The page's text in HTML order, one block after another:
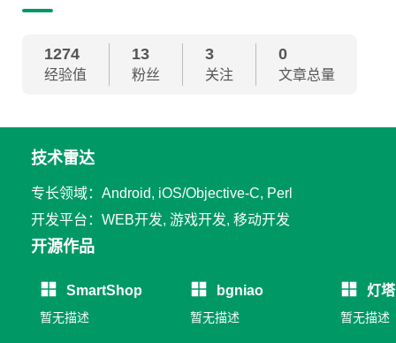
1274
经验值
13
粉丝
3
关注
0
文章总量
技术雷达
专长领域：Android, iOS/Objective-C, Perl
开发平台：WEB开发, 游戏开发, 移动开发
开源作品
SmartShop
暂无描述
bgniao
暂无描述
灯
暂无描述